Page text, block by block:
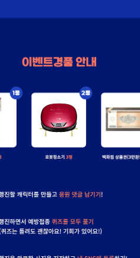
들어갈 메시지 영역
확인